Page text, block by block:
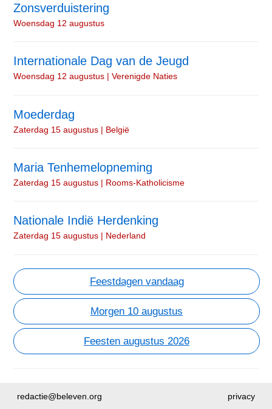
Zonsverduistering
Woensdag 12 augustus
Internationale Dag van de Jeugd
Woensdag 12 augustus | Verenigde Naties
Moederdag
Zaterdag 15 augustus | België
Maria Tenhemelopneming
Zaterdag 15 augustus | Rooms-Katholicisme
Nationale Indië Herdenking
Zaterdag 15 augustus | Nederland
Feestdagen vandaag
Morgen 10 augustus
Feesten augustus 2026
privacy
redactie@beleven.org